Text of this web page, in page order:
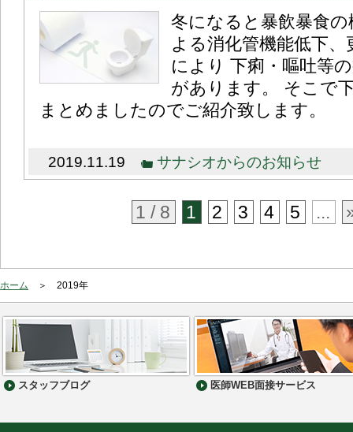
冬になると暴飲暴食
よる消化管機能低下
により 下痢・嘔吐等
があります。 そこで
まとめましたのでご紹介致します。
2019.11.19 サナシオからのお知らせ
1 / 8 1 2 3 4 5 ...
ホーム 2019年
スタッフブログ 医師WEB面接サービス